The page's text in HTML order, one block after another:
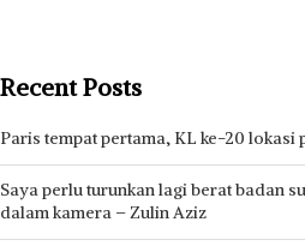
Recent Posts
Paris tempat pertama, KL ke-20 lokasi
Saya perlu turunkan lagi berat badan
dalam kamera – Zulin Aziz